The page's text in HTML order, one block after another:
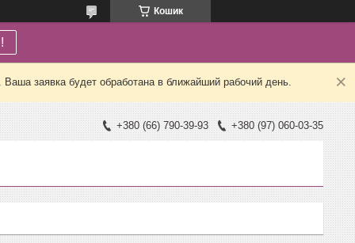
Кошик
заявка будет обработана в ближайший рабочий день.
+380 (66) 790-39-93 +380 (97) 060-03-35